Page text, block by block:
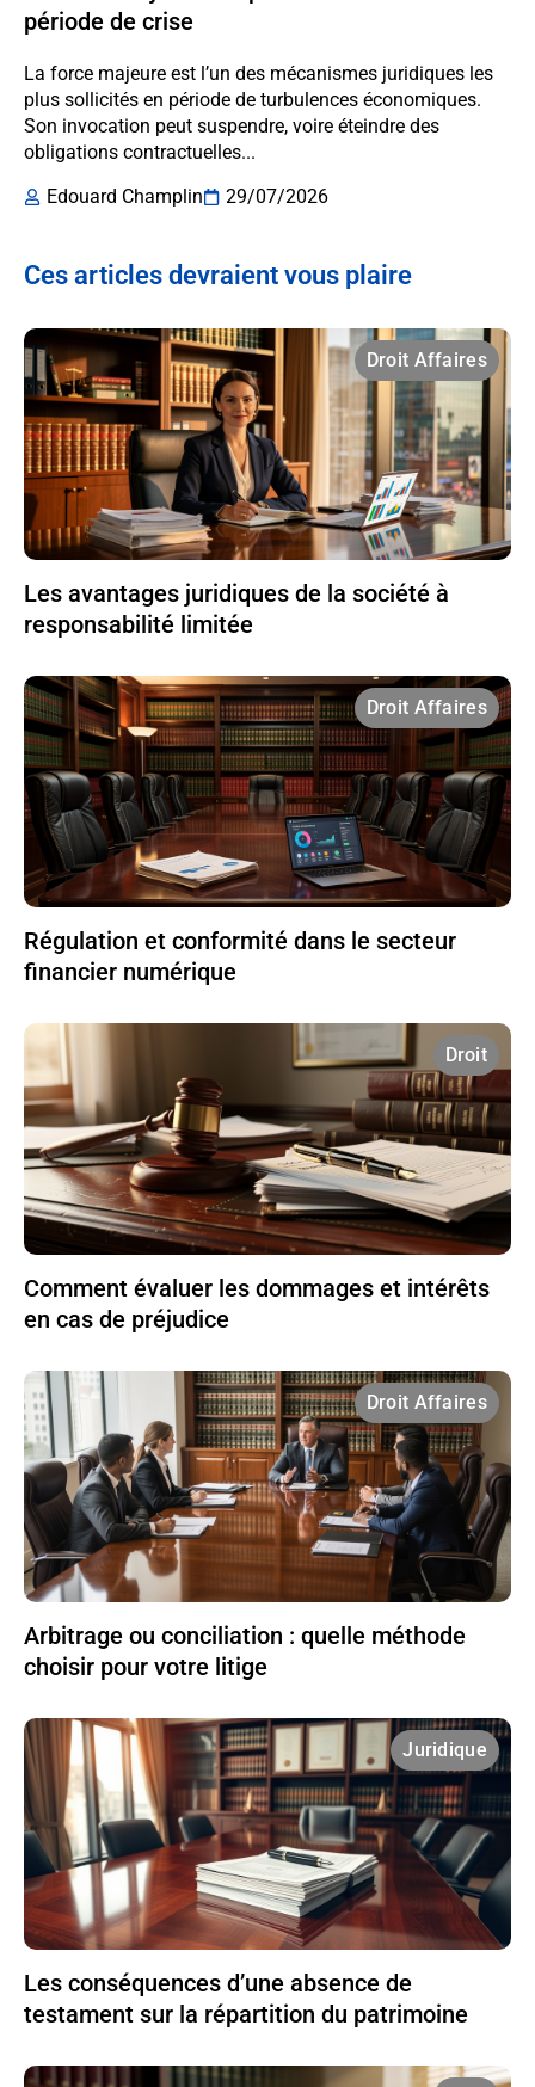
période de crise
La force majeure est l’un des mécanismes juridiques les
plus sollicités en période de turbulences économiques.
Son invocation peut suspendre, voire éteindre des
obligations contractuelles...
Edouard Champlin
29/07/2026
Ces articles devraient vous plaire
Droit Affaires
Les avantages juridiques de la société à
responsabilité limitée
Droit Affaires
Régulation et conformité dans le secteur
financier numérique
Droit
Comment évaluer les dommages et intérêts
en cas de préjudice
Droit Affaires
Arbitrage ou conciliation : quelle méthode
choisir pour votre litige
Juridique
Les conséquences d’une absence de
testament sur la répartition du patrimoine